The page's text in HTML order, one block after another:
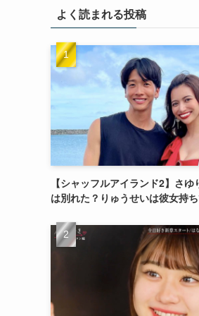
よく読まれる投稿
【シャッフルアイランド2】さ
は別れた？りゅうせいは彼女持